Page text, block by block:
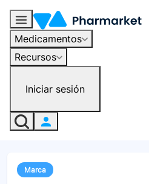
Medicamentos
Recursos
Iniciar sesión
Marca